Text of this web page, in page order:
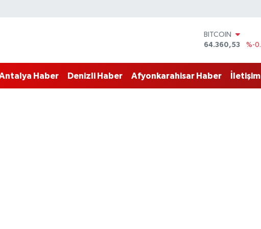
DOLAR
47,7069
%0.17
STERLİN
Haber Denizli Haber Afyonkarahisar Haber İletişim